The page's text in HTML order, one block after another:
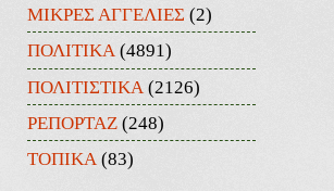
ΜΙΚΡΕΣ ΑΓΓΕΛΙΕΣ (2)
ΠΟΛΙΤΙΚΑ (4891)
ΠΟΛΙΤΙΣΤΙΚΑ (2126)
ΡΕΠΟΡΤΑΖ (248)
ΤΟΠΙΚΑ (83)